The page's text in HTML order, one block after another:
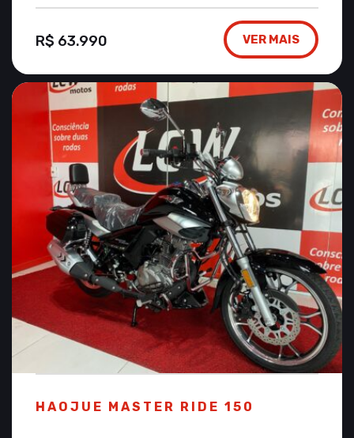
R$ 63.990 VER MAIS
HAOJUE MASTER RIDE 150